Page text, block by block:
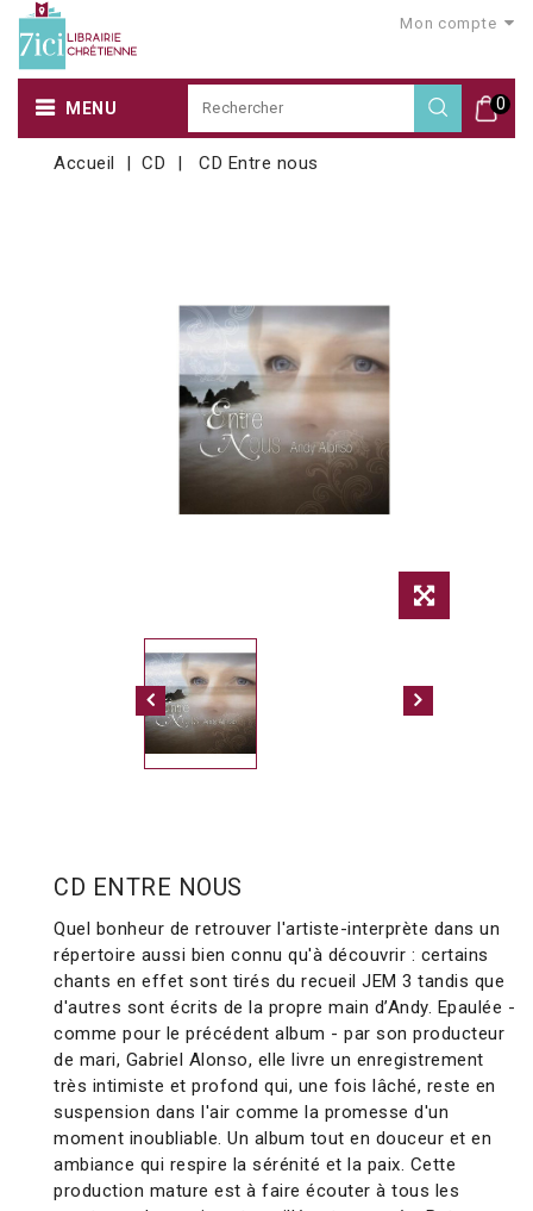
Mon compte
0
MENU
Accueil CD CD Entre nous
CD ENTRE NOUS
Quel bonheur de retrouver l'artiste-interprète dans un
répertoire aussi bien connu qu'à découvrir : certains
chants en effet sont tirés du recueil JEM 3 tandis que
d'autres sont écrits de la propre main d’Andy. Epaulée -
comme pour le précédent album - par son producteur
de mari, Gabriel Alonso, elle livre un enregistrement
très intimiste et profond qui, une fois lâché, reste en
suspension dans l'air comme la promesse d'un
moment inoubliable. Un album tout en douceur et en
ambiance qui respire la sérénité et la paix. Cette
production mature est à faire écouter à tous les